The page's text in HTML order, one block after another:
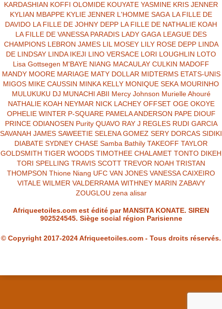
KARDASHIAN KOFFI OLOMIDE KOUYATE YASMINE KRIS JENNER
KYLIAN MBAPPE KYLIE JENNER L'HOMME SAGA LA FILLE DE
DAVIDO LA FILLE DE JOHNY DEPP LA FILLE DE NATHALIE KOAH
LA FILLE DE VANESSA PARADIS LADY GAGA LEAGUE DES
CHAMPIONS LEBRON JAMES LIL MOSEY LILY ROSE DEPP LINDA
DE LINDSAY LINDA IKEJI LINO VERSACE LORI LOUGHLIN LOTO
Lisa Gottsegen M'BAYE NIANG MACAULAY CULKIN MADOFF
MANDY MOORE MARIAGE MATY DOLLAR MIDTERMS ETATS-UNIS
MIGOS MIKE CAUSSIN MINKA KELLY MONIQUE SEKA MOURINHO
MULUKUKU DJ MUNACHI ABII Mercy Johnson Murielle Ahouré
NATHALIE KOAH NEYMAR NICK LACHEY OFFSET OGE OKOYE
OPHELIE WINTER P-SQUARE PAMELA ANDERSON PAPE DIOUF
PRINCE ODIANOSEN Purity QUAVO RAY J REGLES RUDI GARCIA
SAVANAH JAMES SAWEETIE SELENA GOMEZ SERY DORCAS SIDIKI
DIABATE SYDNEY CHASE Samba Bathily TAKEOFF TAYLOR
GOLDSMITH TIGER WOODS TIMOTHEE CHALAMET TONTO DIKEH
TORI SPELLING TRAVIS SCOTT TREVOR NOAH TRISTAN
THOMPSON Thione Niang UFC VAN JONES VANESSA CAIXEIRO
VITALE WILMER VALDERRAMA WITHNEY MARIN ZABAVY
ZOUGLOU zena alisar
Afriqueetoiles.com est édité par MANSITA KONATE. SIREN
902524545. Siège social région Parisienne
© Copyright 2017-2024 Afriqueetoiles.com - Tous droits réservés.